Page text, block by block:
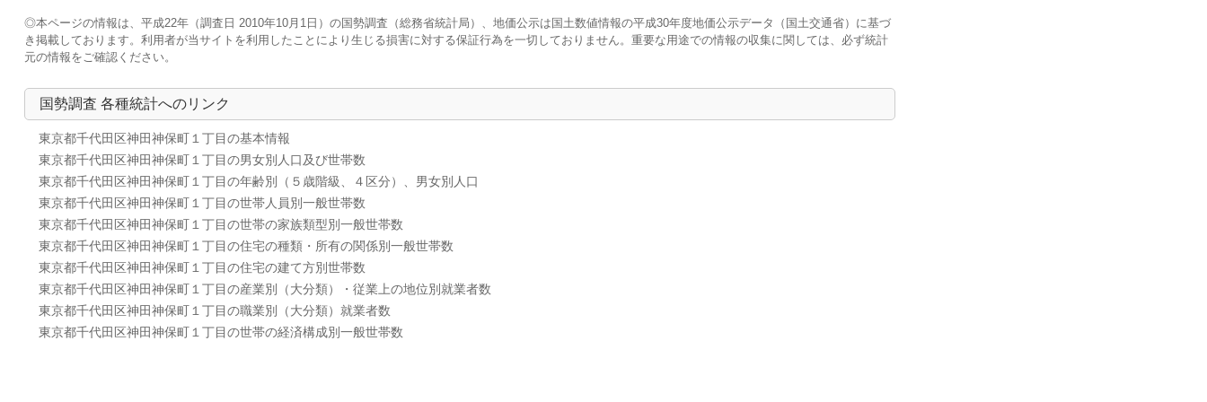
◎本ページの情報は、平成22年（調査日 2010年10月1日）の国勢調査（総務省統計局）、地価公示は国土数値情報の平成30年度地価公示データ（国土交通省）に基づ
き掲載しております。利用者が当サイトを利用したことにより生じる損害に対する保証行為を一切しておりません。重要な用途での情報の収集に関しては、必ず統計
元の情報をご確認ください。
国勢調査 各種統計へのリンク
東京都千代田区神田神保町１丁目の基本情報
東京都千代田区神田神保町１丁目の男女別人口及び世帯数
東京都千代田区神田神保町１丁目の年齢別（５歳階級、４区分）、男女別人口
東京都千代田区神田神保町１丁目の世帯人員別一般世帯数
東京都千代田区神田神保町１丁目の世帯の家族類型別一般世帯数
東京都千代田区神田神保町１丁目の住宅の種類・所有の関係別一般世帯数
東京都千代田区神田神保町１丁目の住宅の建て方別世帯数
東京都千代田区神田神保町１丁目の産業別（大分類）・従業上の地位別就業者数
東京都千代田区神田神保町１丁目の職業別（大分類）就業者数
東京都千代田区神田神保町１丁目の世帯の経済構成別一般世帯数